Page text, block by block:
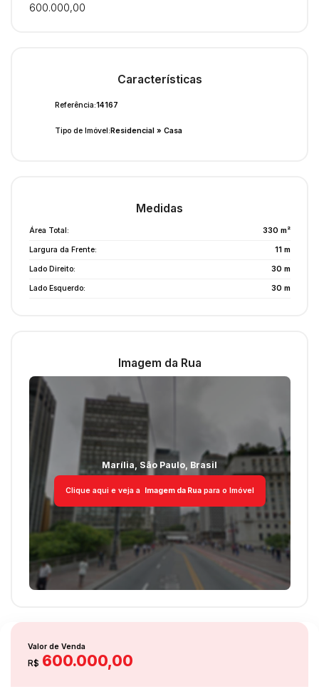
600.000,00
Características
Referência:14167
Tipo de Imóvel:Residencial » Casa
Medidas
Área Total: 330 m²
Largura da Frente: 11 m
Lado Direito: 30 m
Lado Esquerdo: 30 m
Imagem da Rua
Marília, São Paulo, Brasil
Clique aqui e veja a Imagem da Ruapara o Imóvel
R$ 600.000,00
Valor de Venda